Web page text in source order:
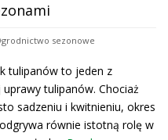
sezonowe
tulipanów to jeden z
tulipanów. Chociaż
sadzeniu i kwitnieniu, okres
równie istotną rolę w